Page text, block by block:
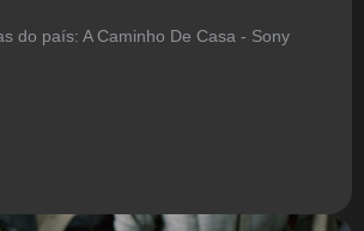
do país: A Caminho De Casa - Sony